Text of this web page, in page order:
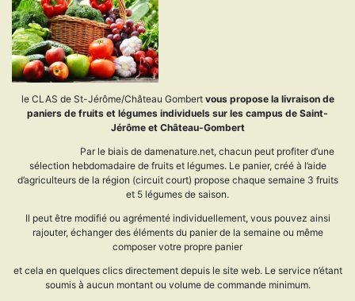
le CLAS de St-Jérôme/Château Gombert vous propose la livraison de
paniers de fruits et légumes individuels sur les campus de Saint-
Jérôme et Château-Gombert
Par le biais de damenature.net, chacun peut profiter d’une
sélection hebdomadaire de fruits et légumes. Le panier, créé à l’aide
d’agriculteurs de la région (circuit court) propose chaque semaine 3 fruits
et 5 légumes de saison.
Il peut être modifié ou agrémenté individuellement, vous pouvez ainsi
rajouter, échanger des éléments du panier de la semaine ou même
composer votre propre panier
et cela en quelques clics directement depuis le site web. Le service n’étant
soumis à aucun montant ou volume de commande minimum.